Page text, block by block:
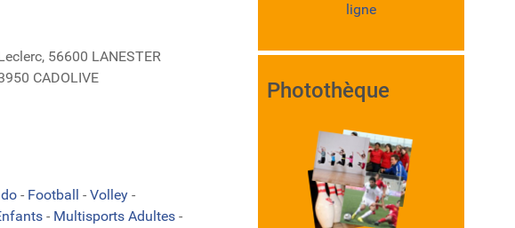
56600 LANESTER
CADOLIVE
- Football - Volley -
- Multisports Adultes -
ligne
Photothèque